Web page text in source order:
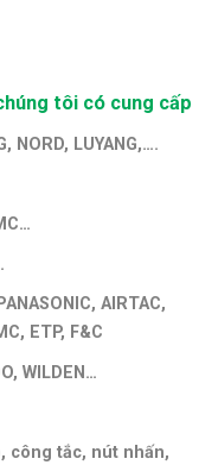
tôi có cung cấp
NORD, LUYANG,….
AIRTAC,
ETP, F&C
WILDEN…
công tắc, nút nhấn,